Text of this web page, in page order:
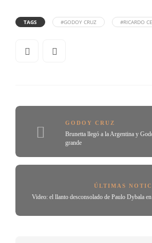
TAGS #GODOY CRUZ #RICARDO
GODOY CRUZ
Brunetta llegó a la Argentina y
grande
ÚLTIMAS
Video: el llanto desconsolado de Paulo Dybala